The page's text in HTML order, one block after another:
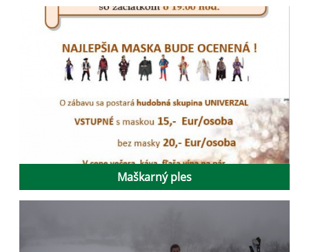
Maškarný ples